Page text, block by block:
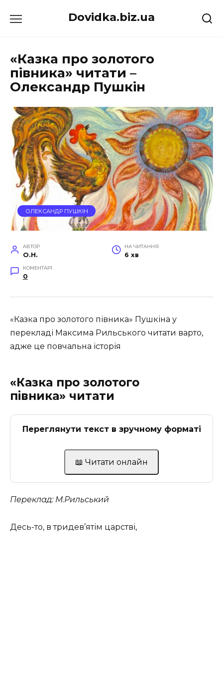
до
Dovidka.biz.ua
«Казка про золотого
півника» читати –
Олександр Пушкін
ОЛЕКСАНДР ПУШКІН
АВТОР
O.H.
НА ЧИТАННЯ
6 хв
КОМЕНТАРІ
0
«Казка про золотого півника» Пушкіна у
перекладі Максима Рильського читати варто,
адже це повчальна історія
«Казка про золотого
півника» читати
Переглянути текст в зручному форматі
📖 Читати онлайн
Переклад: М.Рильський
Десь-то, в тридев’ятім царстві,